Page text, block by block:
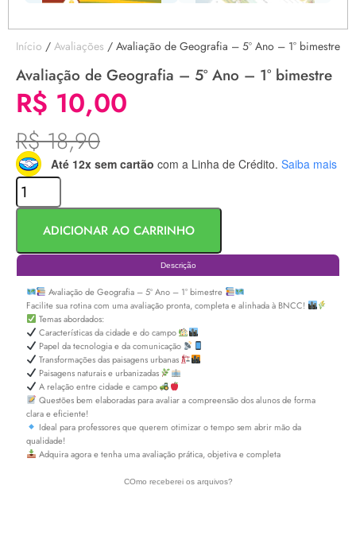
Início / Avaliações / Avaliação de Geografia – 5º Ano – 1° bimestre
Avaliação de Geografia – 5º Ano – 1° bimestre
R$ 10,00
R$18,90
Até 12x sem cartão com a Linha de Crédito. Saiba mais
ADICIONAR AO CARRINHO
Descrição
COmo receberei os arquivos?
Avaliação de Geografia – 5º Ano – 1° bimestre
Facilite sua rotina com uma avaliação pronta, completa e alinhada à BNCC!
Temas abordados:
Características da cidade e do campo
Papel da tecnologia e da comunicação
Transformações das paisagens urbanas
Paisagens naturais e urbanizadas
A relação entre cidade e campo
Questões bem elaboradas para avaliar a compreensão dos alunos de forma
clara e eficiente!
Ideal para professores que querem otimizar o tempo sem abrir mão da
qualidade!
Adquira agora e tenha uma avaliação prática, objetiva e completa